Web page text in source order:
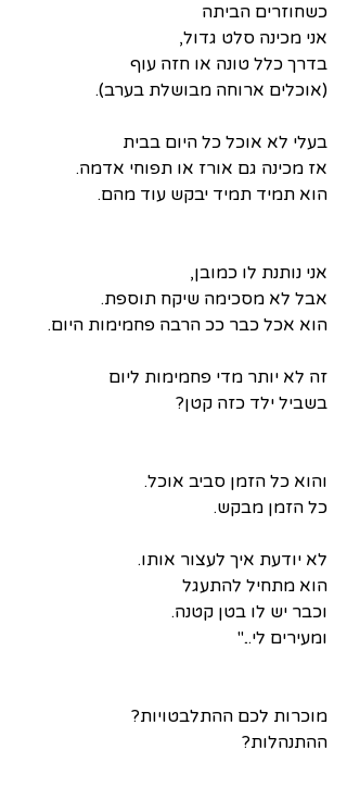
כשחוזרים הביתה
אני מכינה סלט גדול,
בדרך כלל טונה או חזה עוף
(אוכלים ארוחה מבושלת בערב).
בעלי לא אוכל כל היום בבית
אז מכינה גם אורז או תפוחי אדמה.
הוא תמיד תמיד יבקש עוד מהם.
אני נותנת לו כמובן,
אבל לא מסכימה שיקח תוספת.
הוא אכל כבר ככ הרבה פחמימות היום.
זה לא יותר מדי פחמימות ליום
בשביל ילד כזה קטן?
והוא כל הזמן סביב אוכל.
כל הזמן מבקש.
לא יודעת איך לעצור אותו.
הוא מתחיל להתעגל
וכבר יש לו בטן קטנה.
ומעירים לי..."
מוכרות לכם ההתלבטויות?
ההתנהלות?